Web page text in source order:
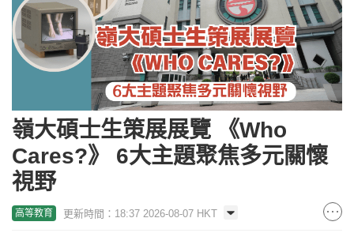
嶺大碩士生策展展覽 《Who
Cares?》 6大主題聚焦多元關懷
視野
高等教育 更新時間：18:37 2026-08-07 HKT